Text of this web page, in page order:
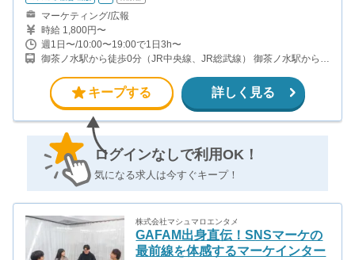
マーケティング/広報
時給 1,800円〜
週1日〜/10:00〜19:00で1日3h〜
御茶ノ水駅から徒歩0分（JR中央線、JR総武線） 御茶ノ水駅から徒
トロ千代田線）
キープする 詳しく見る
ログインなしで利用OK！
気になる求人は今すぐキープ！
株式会社マシュマロエンタメ
GAFAM出身直伝！SNSマーケの
最前線を体感するマーケインター